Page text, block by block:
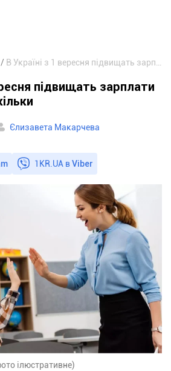
підвищать зарплати
Єлизавета Макарчева
1KR.UA вViber
ілюстративне)